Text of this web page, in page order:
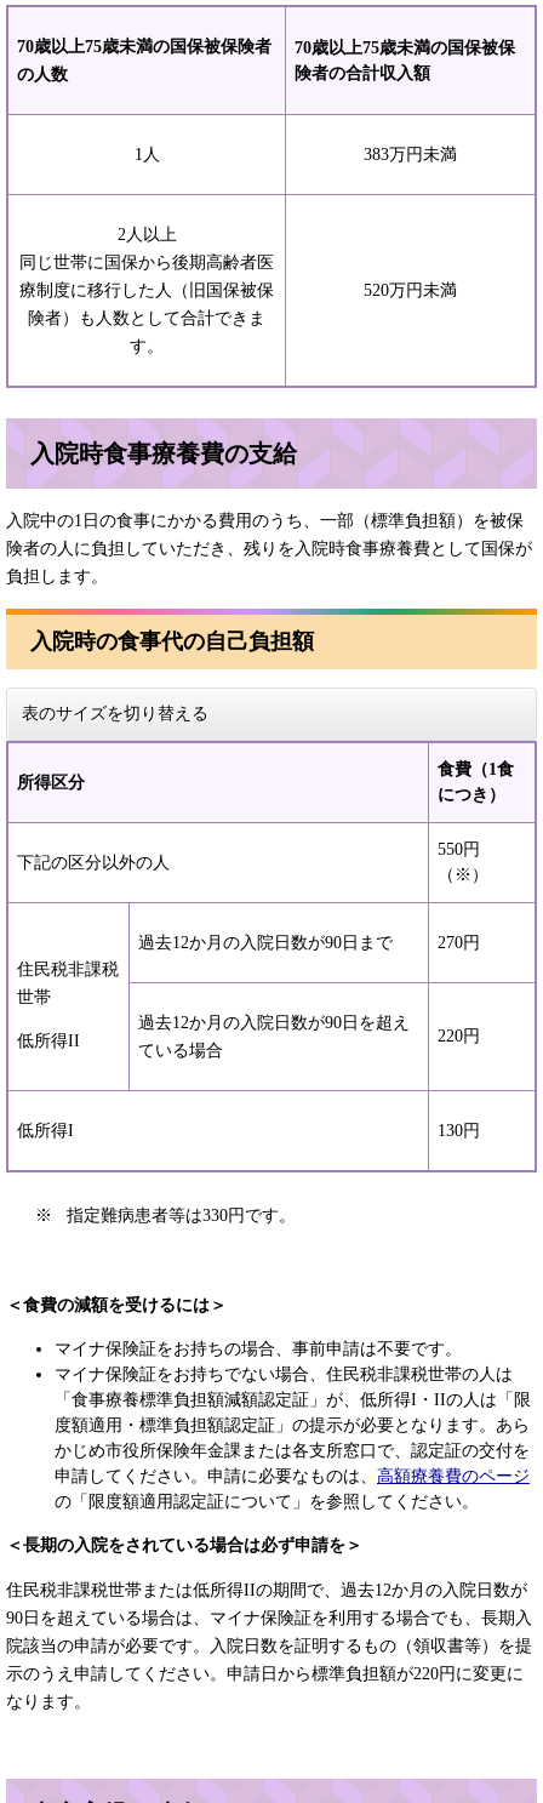
70歳以上75歳未満の国保被保険者
の人数
70歳以上75歳未満の国保被保
険者の合計収入額
1人 383万円未満
2人以上
同じ世帯に国保から後期高齢者医
療制度に移行した人（旧国保被保
険者）も人数として合計できま
す。
520万円未満
入院時食事療養費の支給
入院中の1日の食事にかかる費用のうち、一部（標準負担額）を被保
険者の人に負担していただき、残りを入院時食事療養費として国保が
負担します。
入院時の食事代の自己負担額
表のサイズを切り替える
所得区分
食費（1食
につき）
下記の区分以外の人
550円
（※）
住民税非課税
世帯
低所得II
過去12か月の入院日数が90日まで 270円
過去12か月の入院日数が90日を超え
ている場合
220円
低所得I 130円
※ 指定難病患者等は330円です。
＜食費の減額を受けるには＞
マイナ保険証をお持ちの場合、事前申請は不要です。
マイナ保険証をお持ちでない場合、住民税非課税世帯の人は
「食事療養標準負担額減額認定証」が、低所得I・IIの人は「限
度額適用・標準負担額認定証」の提示が必要となります。あら
かじめ市役所保険年金課または各支所窓口で、認定証の交付を
申請してください。申請に必要なものは、 高額療養費のページ
の「限度額適用認定証について」を参照してください。​
＜長期の入院をされている場合は必ず申請を＞
住民税非課税世帯または低所得IIの期間で、過去12か月の入院日数が
90日を超えている場合は、マイナ保険証を利用する場合でも、長期入
院該当の申請が必要です。入院日数を証明するもの（領収書等）を提
示のうえ申請してください。申請日から標準負担額が220円に変更に
なります。